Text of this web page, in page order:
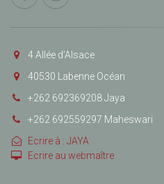
4 Allée d’Alsace
40530 Labenne Océan
+262 692369208 Jaya
+262 692559297 Maheswari
Ecrire à : JAYA
Ecrire au webmaître